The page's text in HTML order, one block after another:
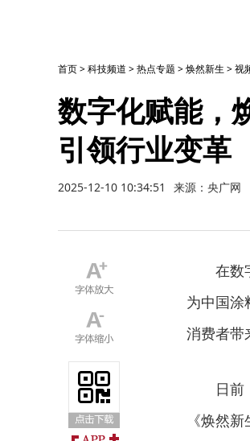
首页>科技频道 >热点专题 >焕然新生 >视
数字化赋能
引领行业变革
2025-12-10 10:34:51 来源：央广网
在数
为中国涂
消费者带
日前
《焕然